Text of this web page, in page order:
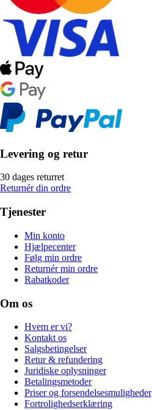
Levering og retur
30 dages returret
Returnér din ordre
Tjenester
Min konto
Hjælpecenter
Følg min ordre
Returnér min ordre
Rabatkoder
Om os
Hvem er vi?
Kontakt os
Salgsbetingelser
Retur & refundering
Juridiske oplysninger
Betalingsmetoder
Priser og forsendelsesmuligheder
Fortrolighedserklæring